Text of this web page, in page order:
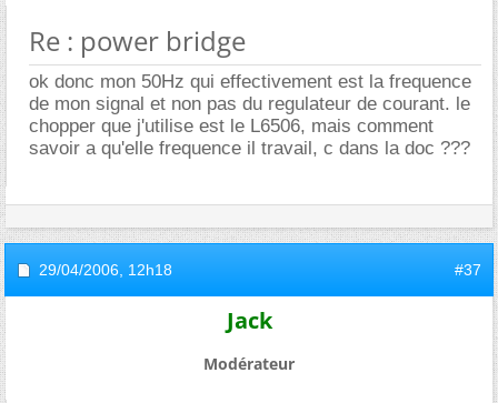
Re : power bridge
ok donc mon 50Hz qui effectivement est la frequence
de mon signal et non pas du regulateur de courant. le
chopper que j'utilise est le L6506, mais comment
savoir a qu'elle frequence il travail, c dans la doc ???
29/04/2006, 12h18 #37
Jack
Modérateur